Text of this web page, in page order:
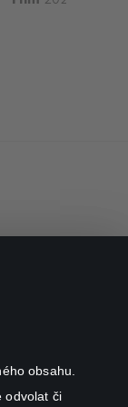
obsahu.
odvolat či